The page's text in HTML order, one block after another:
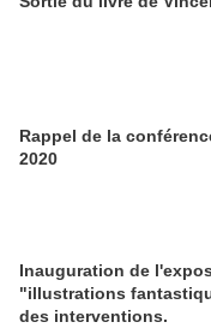
Rappel de la
2020
Inauguration de
"illustrations
des interventions.